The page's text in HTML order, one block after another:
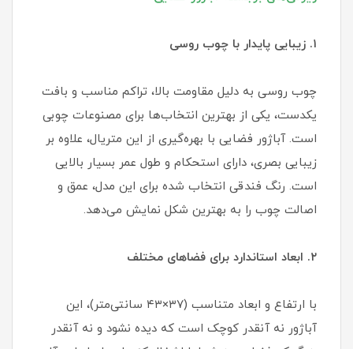
۱. زیبایی پایدار با چوب روسی
چوب روسی به دلیل مقاومت بالا، تراکم مناسب و بافت
یکدست، یکی از بهترین انتخاب‌ها برای مصنوعات چوبی
است. آباژور فضایی با بهره‌گیری از این متریال، علاوه بر
زیبایی بصری، دارای استحکام و طول عمر بسیار بالایی
است. رنگ فندقی انتخاب شده برای این مدل، عمق و
اصالت چوب را به بهترین شکل نمایش می‌دهد.
۲. ابعاد استاندارد برای فضاهای مختلف
با ارتفاع و ابعاد متناسب (۳۷×۴۳ سانتی‌متر)، این
آباژور نه آنقدر کوچک است که دیده نشود و نه آنقدر